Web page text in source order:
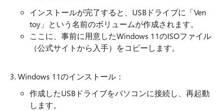
インストールが完了すると、USBドライブに「Ven
toy」という名前のボリュームが作成されます。
ここに、事前に用意したWindows 11のISOファイル
（公式サイトから入手）をコピーします。
3. Windows 11のインストール：
作成したUSBドライブをパソコンに接続し、再起動
します。